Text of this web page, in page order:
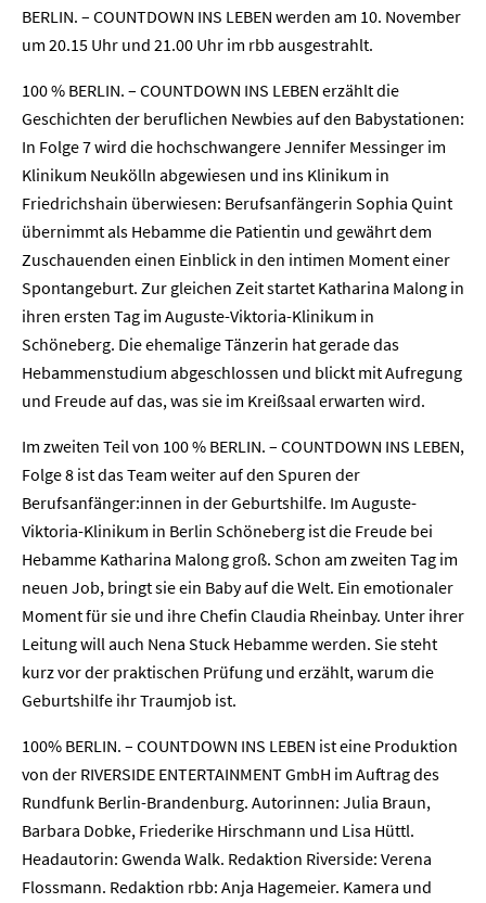
BERLIN. – COUNTDOWN INS LEBEN werden am 10. November
um 20.15 Uhr und 21.00 Uhr im rbb ausgestrahlt.
100 % BERLIN. – COUNTDOWN INS LEBEN erzählt die
Geschichten der beruflichen Newbies auf den Babystationen:
In Folge 7 wird die hochschwangere Jennifer Messinger im
Klinikum Neukölln abgewiesen und ins Klinikum in
Friedrichshain überwiesen: Berufsanfängerin Sophia Quint
übernimmt als Hebamme die Patientin und gewährt dem
Zuschauenden einen Einblick in den intimen Moment einer
Spontangeburt. Zur gleichen Zeit startet Katharina Malong in
ihren ersten Tag im Auguste-Viktoria-Klinikum in
Schöneberg. Die ehemalige Tänzerin hat gerade das
Hebammenstudium abgeschlossen und blickt mit Aufregung
und Freude auf das, was sie im Kreißsaal erwarten wird.
Im zweiten Teil von 100 % BERLIN. – COUNTDOWN INS LEBEN,
Folge 8 ist das Team weiter auf den Spuren der
Berufsanfänger:innen in der Geburtshilfe. Im Auguste-
Viktoria-Klinikum in Berlin Schöneberg ist die Freude bei
Hebamme Katharina Malong groß. Schon am zweiten Tag im
neuen Job, bringt sie ein Baby auf die Welt. Ein emotionaler
Moment für sie und ihre Chefin Claudia Rheinbay. Unter ihrer
Leitung will auch Nena Stuck Hebamme werden. Sie steht
kurz vor der praktischen Prüfung und erzählt, warum die
Geburtshilfe ihr Traumjob ist.
100% BERLIN. – COUNTDOWN INS LEBEN ist eine Produktion
von der RIVERSIDE ENTERTAINMENT GmbH im Auftrag des
Rundfunk Berlin-Brandenburg. Autorinnen: Julia Braun,
Barbara Dobke, Friederike Hirschmann und Lisa Hüttl.
Headautorin: Gwenda Walk. Redaktion Riverside: Verena
Flossmann. Redaktion rbb: Anja Hagemeier. Kamera und
Home
Unternehmen
Presse